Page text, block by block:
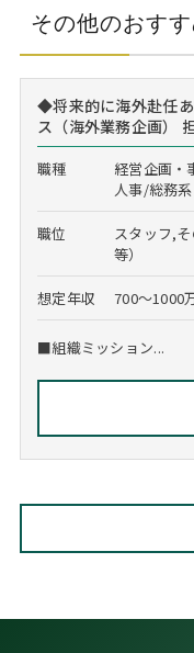
その他のおす
◆将来的に海外赴任
ス（海外業務企画）
職種
経営企画・
人事/総務系
職位
スタッフ,
等）
想定年収 700～1000
■組織ミッション...